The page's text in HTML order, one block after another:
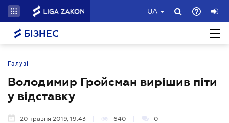
UA
БІЗНЕС
Галузі
Володимир Гройсман вирішив піти
у відставку
20 травня 2019, 19:43 640 0